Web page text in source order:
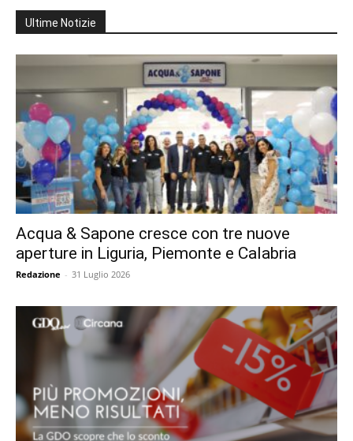
Ultime Notizie
Acqua & Sapone cresce con tre nuove
aperture in Liguria, Piemonte e Calabria
Redazione - 31 Luglio 2026